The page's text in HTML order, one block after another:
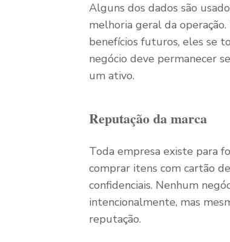
Alguns dos dados são
melhoria geral da
benefícios futuros, eles se
negócio deve permanecer
um ativo.
Reputação da marca
Toda empresa existe para
comprar itens com cartão
confidenciais. Nenhum
intencionalmente, mas
reputação.